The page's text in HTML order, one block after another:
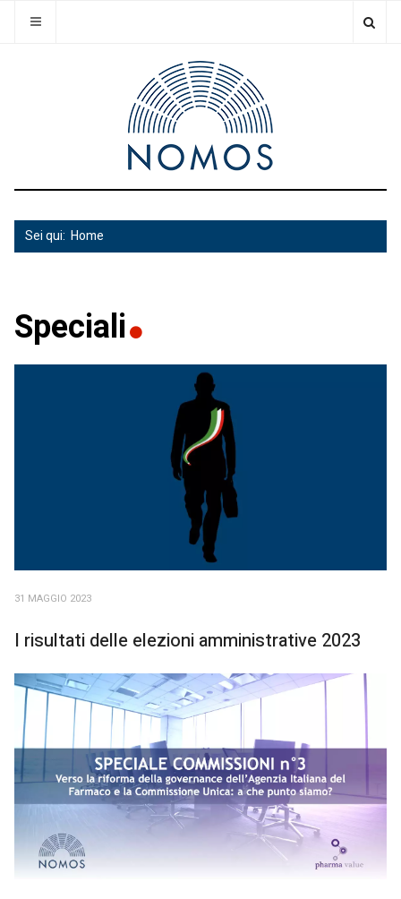
Sei qui: Home
Speciali
31 MAGGIO 2023
I risultati delle elezioni amministrative 2023